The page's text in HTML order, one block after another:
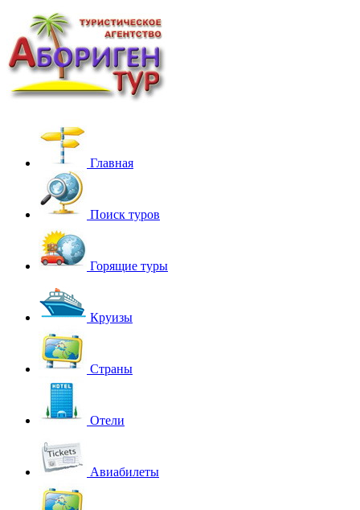
Главная
Поиск туров
Горящие туры
Круизы
Страны
Отели
Авиабилеты